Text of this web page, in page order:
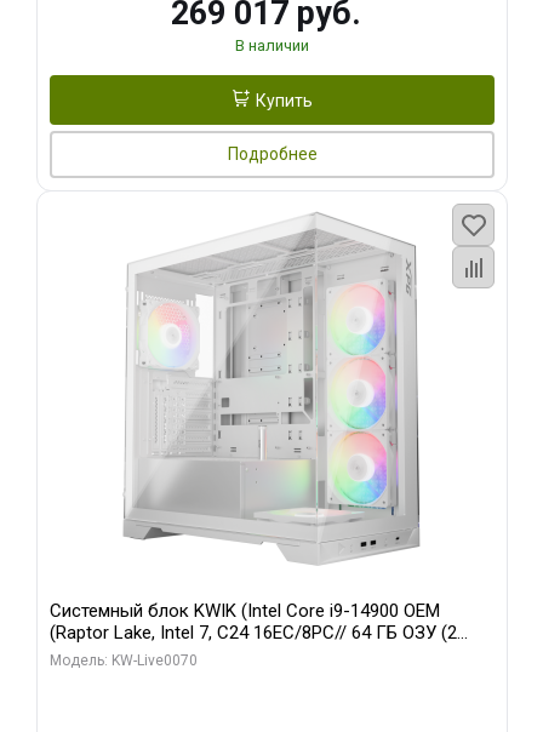
269 017 руб.
В наличии
Купить
Подробнее
Системный блок KWIK (Intel Core i9-14900 OEM
(Raptor Lake, Intel 7, C24 16EC/8PC// 64 ГБ ОЗУ (2
модуля)/ Gigabyte RTX5080 XTREME WATERFORCE
Модель: KW-Live0070